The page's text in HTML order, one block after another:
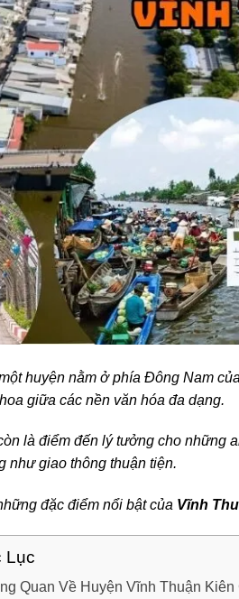
huyện nằm ở phía Đông Nam
giữa các nền văn hóa đa dạng.
là điểm đến lý tưởng cho những
như giao thông thuận tiện.
đặc điểm nổi bật của Vĩnh
Lục
Quan Về Huyện Vĩnh Thuận Kiên